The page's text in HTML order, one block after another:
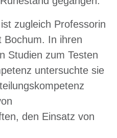
zugleich Professorin
Bochum. In ihren
Studien zum Testen
untersuchte sie
den Einsatz von